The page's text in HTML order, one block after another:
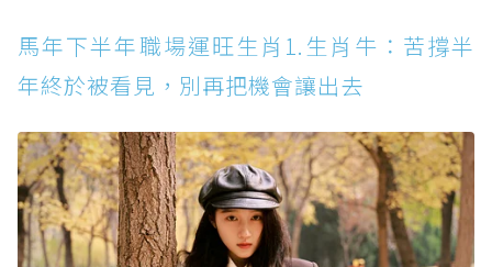
馬年下半年職場運旺生肖1.生肖牛：苦撐半
年終於被看見，別再把機會讓出去